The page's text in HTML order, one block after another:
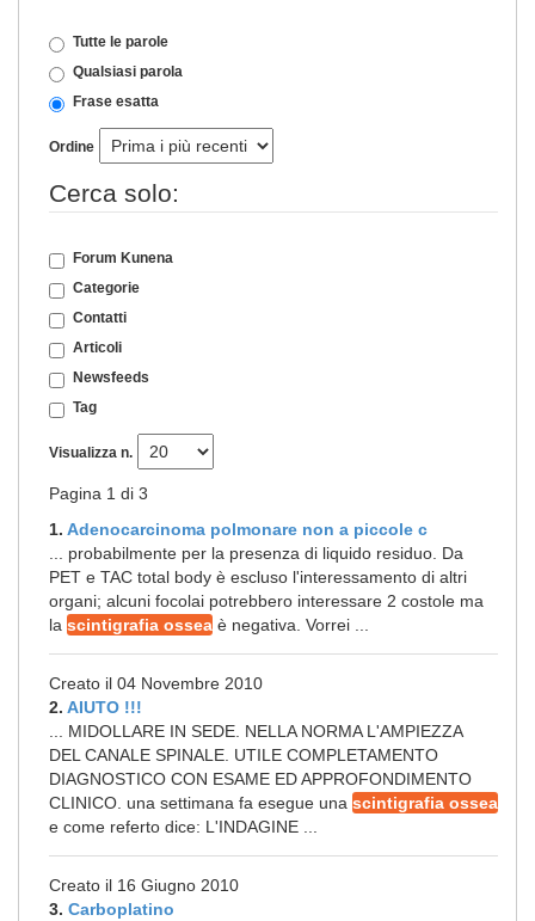
Tutte le parole
Qualsiasi parola
Frase esatta
Ordine
Cerca solo:
Forum Kunena
Categorie
Contatti
Articoli
Newsfeeds
Tag
Visualizza n.
Pagina 1 di 3
1. Adenocarcinoma polmonare non a piccole c
... probabilmente per la presenza di liquido residuo. Da
PET e TAC total body è escluso l'interessamento di altri
organi; alcuni focolai potrebbero interessare 2 costole ma
la scintigrafia ossea è negativa. Vorrei ...
Creato il 04 Novembre 2010
2. AIUTO !!!
... MIDOLLARE IN SEDE. NELLA NORMA L'AMPIEZZA
DEL CANALE SPINALE. UTILE COMPLETAMENTO
DIAGNOSTICO CON ESAME ED APPROFONDIMENTO
CLINICO. una settimana fa esegue una scintigrafia ossea
e come referto dice: L'INDAGINE ...
Creato il 16 Giugno 2010
3. Carboplatino